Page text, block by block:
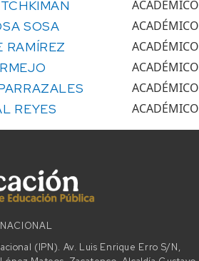
ACADÉMICO
SOSA ACADÉMICO
RAMÍREZ ACADÉMICO
ACADÉMICO
ACADÉMICO
REYES ACADÉMICO
(IPN). Av. Luis Enrique Erro S/N,